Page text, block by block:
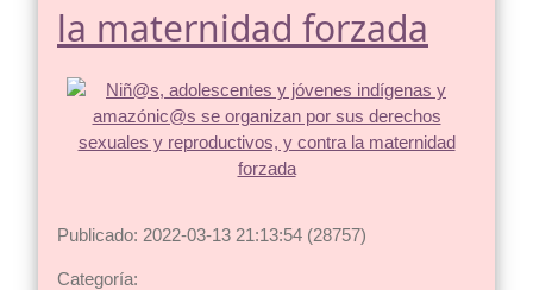
la maternidad forzada
Publicado: 2022-03-13 21:13:54 (28757)
Categoría: